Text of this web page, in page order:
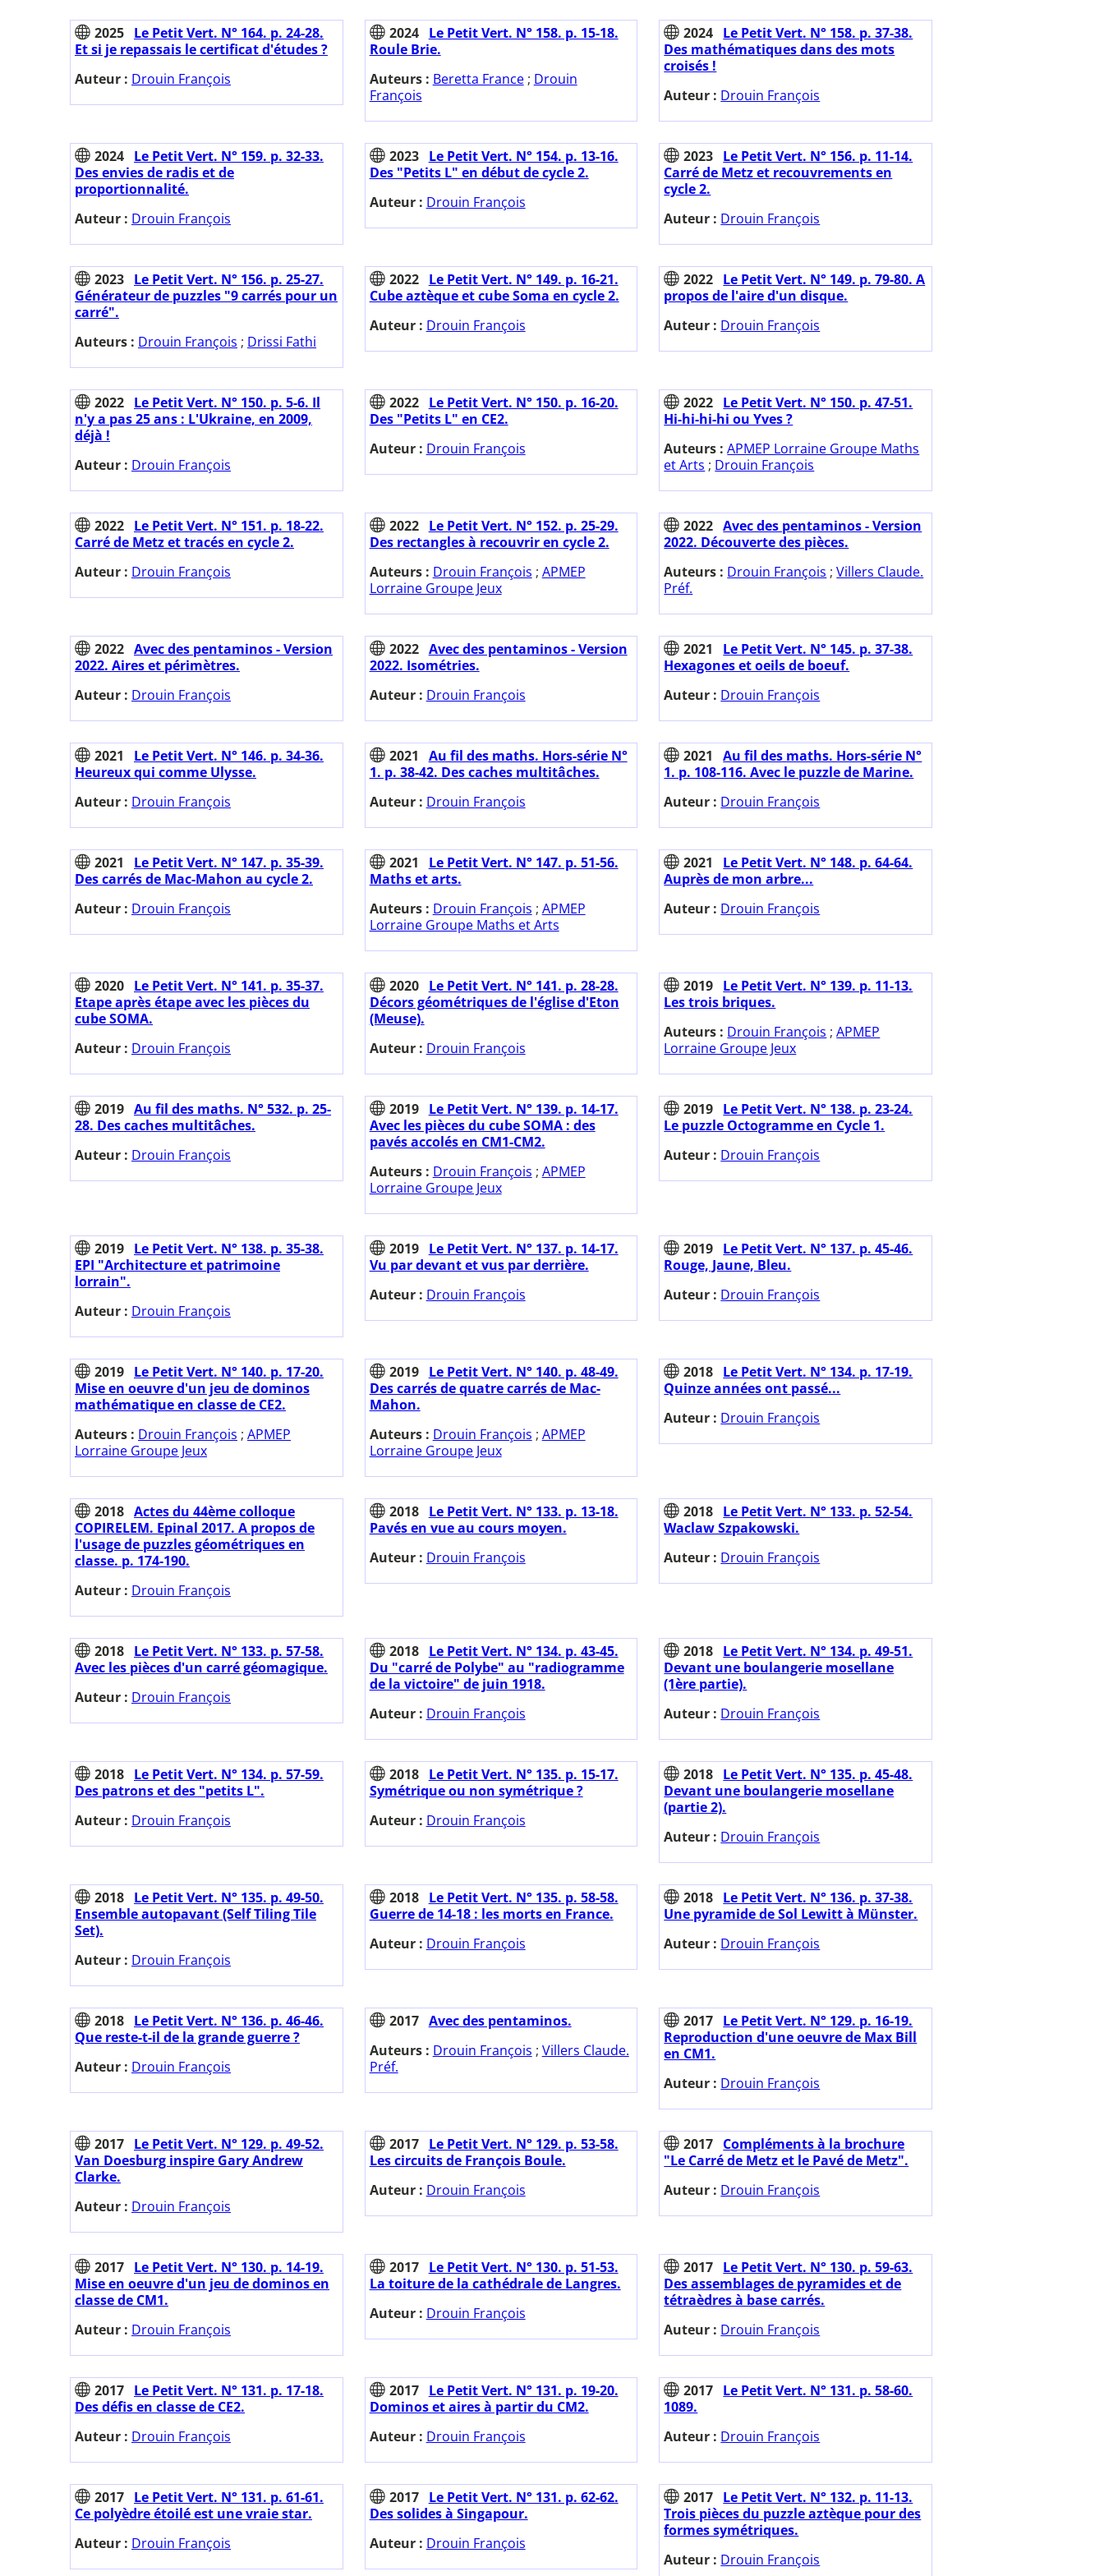
2025 Le Petit Vert. N° 164. p. 24-28.
Et si je repassais le certificat d'études ?
Auteur : Drouin François
2024
Le Petit Vert. N° 158. p. 15-18.
Roule Brie.
Auteurs : Beretta France; Drouin
François
2024 Le Petit Vert. N° 158. p. 37-38.
Des mathématiques dans des mots
croisés !
Auteur : Drouin François
2024 Le Petit Vert. N° 159. p. 32-33.
Des envies de radis et de
proportionnalité.
Auteur : Drouin François
2023
Le Petit Vert. N° 154. p. 13-16.
Des "Petits L" en début de cycle 2.
Auteur : Drouin François
2023 Le Petit Vert. N° 156. p. 11-14.
Carré de Metz et recouvrements en
cycle 2.
Auteur : Drouin François
2023 Le Petit Vert. N° 156. p. 25-27.
Générateur de puzzles "9 carrés pour un
carré".
Auteurs : Drouin François ; Drissi Fathi
2022
Le Petit Vert. N° 149. p. 16-21.
Cube aztèque et cube Soma en cycle 2.
Auteur : Drouin François
2022 Le Petit Vert. N° 149. p. 79-80. A
propos de l'aire d'un disque.
Auteur : Drouin François
2022 Le Petit Vert. N° 150. p. 5-6. Il
n'y a pas 25 ans : L'Ukraine, en 2009,
déjà !
Auteur : Drouin François
2022
Le Petit Vert. N° 150. p. 16-20.
Des "Petits L" en CE2.
Auteur : Drouin François
2022 Le Petit Vert. N° 150. p. 47-51.
Hi-hi-hi-hi ou Yves ?
Auteurs :APMEP Lorraine Groupe Maths
et Arts ; Drouin François
2022 Le Petit Vert. N° 151. p. 18-22.
Carré de Metz et tracés en cycle 2.
Auteur : Drouin François
2022
Le Petit Vert. N° 152. p. 25-29.
Des rectangles à recouvrir en cycle 2.
Auteurs : Drouin François ; APMEP
Lorraine Groupe Jeux
2022 Avec des pentaminos - Version
2022. Découverte des pièces.
Auteurs : Drouin François ;Villers Claude.
Préf.
2022 Avec des pentaminos - Version
2022. Aires et périmètres.
Auteur : Drouin François
2022 Avec des pentaminos - Version
2022. Isométries.
Auteur : Drouin François
2021
Le Petit Vert. N° 145. p. 37-38.
Hexagones et oeils de boeuf.
Auteur : Drouin François
2021
Le Petit Vert. N° 146. p. 34-36.
Heureux qui comme Ulysse.
Auteur : Drouin François
2021
Au fil des maths. Hors-série N°
1. p. 38-42. Des caches multitâches.
Auteur : Drouin François
2021
Au fil des maths. Hors-série N°
1. p. 108-116. Avec le puzzle de Marine.
Auteur : Drouin François
2021
Le Petit Vert. N° 147. p. 35-39.
Des carrés de Mac-Mahon au cycle 2.
Auteur : Drouin François
2021
Le Petit Vert. N° 147. p. 51-56.
Maths et arts.
Auteurs : Drouin François ; APMEP
Lorraine Groupe Maths et Arts
2021
Le Petit Vert. N° 148. p. 64-64.
Auprès de mon arbre...
Auteur : Drouin François
2020 Le Petit Vert. N° 141. p. 35-37.
Etape après étape avec les pièces du
cube SOMA.
Auteur : Drouin François
2020
Le Petit Vert. N° 141. p. 28-28.
Décors géométriques de l'église d'Eton
(Meuse).
Auteur : Drouin François
2019 Le Petit Vert. N° 139. p. 11-13.
Les trois briques.
Auteurs : Drouin François ;APMEP
Lorraine Groupe Jeux
2019 Au fil des maths. N° 532. p. 25-
28. Des caches multitâches.
Auteur : Drouin François
2019
Le Petit Vert. N° 139. p. 14-17.
Avec les pièces du cube SOMA : des
pavés accolés en CM1-CM2.
Auteurs : Drouin François ; APMEP
Lorraine Groupe Jeux
2019 Le Petit Vert. N° 138. p. 23-24.
Le puzzle Octogramme en Cycle 1.
Auteur : Drouin François
2019 Le Petit Vert. N° 138. p. 35-38.
EPI "Architecture et patrimoine
lorrain".
Auteur : Drouin François
2019
Le Petit Vert. N° 137. p. 14-17.
Vu par devant et vus par derrière.
Auteur : Drouin François
2019 Le Petit Vert. N° 137. p. 45-46.
Rouge, Jaune, Bleu.
Auteur : Drouin François
2019 Le Petit Vert. N° 140. p. 17-20.
Mise en oeuvre d'un jeu de dominos
mathématique en classe de CE2.
Auteurs : Drouin François ; APMEP
Lorraine Groupe Jeux
2019
Le Petit Vert. N° 140. p. 48-49.
Des carrés de quatre carrés de Mac-
Mahon.
Auteurs : Drouin François ; APMEP
Lorraine Groupe Jeux
2018 Le Petit Vert. N° 134. p. 17-19.
Quinze années ont passé...
Auteur : Drouin François
2018 Actes du 44ème colloque
COPIRELEM. Epinal 2017. A propos de
l'usage de puzzles géométriques en
classe. p. 174-190.
Auteur : Drouin François
2018
Le Petit Vert. N° 133. p. 13-18.
Pavés en vue au cours moyen.
Auteur : Drouin François
2018 Le Petit Vert. N° 133. p. 52-54.
Waclaw Szpakowski.
Auteur : Drouin François
2018 Le Petit Vert. N° 133. p. 57-58.
Avec les pièces d'un carré géomagique.
Auteur : Drouin François
2018
Le Petit Vert. N° 134. p. 43-45.
Du "carré de Polybe" au "radiogramme
de la victoire" de juin 1918.
Auteur : Drouin François
2018 Le Petit Vert. N° 134. p. 49-51.
Devant une boulangerie mosellane
(1ère partie).
Auteur : Drouin François
2018 Le Petit Vert. N° 134. p. 57-59.
Des patrons et des "petits L".
Auteur : Drouin François
2018
Le Petit Vert. N° 135. p. 15-17.
Symétrique ou non symétrique ?
Auteur : Drouin François
2018 Le Petit Vert. N° 135. p. 45-48.
Devant une boulangerie mosellane
(partie 2).
Auteur : Drouin François
2018 Le Petit Vert. N° 135. p. 49-50.
Ensemble autopavant (Self Tiling Tile
Set).
Auteur : Drouin François
2018
Le Petit Vert. N° 135. p. 58-58.
Guerre de 14-18 : les morts en France.
Auteur : Drouin François
2018 Le Petit Vert. N° 136. p. 37-38.
Une pyramide de Sol Lewitt à Münster.
Auteur : Drouin François
2018 Le Petit Vert. N° 136. p. 46-46.
Que reste-t-il de la grande guerre ?
Auteur : Drouin François
2017 Avec des pentaminos.
Auteurs : Drouin François ; Villers Claude.
Préf.
2017 Le Petit Vert. N° 129. p. 16-19.
Reproduction d'une oeuvre de Max Bill
en CM1.
Auteur : Drouin François
2017 Le Petit Vert. N° 129. p. 49-52.
Van Doesburg inspire Gary Andrew
Clarke.
Auteur : Drouin François
2017
Le Petit Vert. N° 129. p. 53-58.
Les circuits de François Boule.
Auteur : Drouin François
2017 Compléments à la brochure
"Le Carré de Metz et le Pavé de Metz".
Auteur : Drouin François
2017 Le Petit Vert. N° 130. p. 14-19.
Mise en oeuvre d'un jeu de dominos en
classe de CM1.
Auteur : Drouin François
2017
Le Petit Vert. N° 130. p. 51-53.
La toiture de la cathédrale de Langres.
Auteur : Drouin François
2017 Le Petit Vert. N° 130. p. 59-63.
Des assemblages de pyramides et de
tétraèdres à base carrés.
Auteur : Drouin François
2017 Le Petit Vert. N° 131. p. 17-18.
Des défis en classe de CE2.
Auteur : Drouin François
2017
Le Petit Vert. N° 131. p. 19-20.
Dominos et aires à partir du CM2.
Auteur : Drouin François
2017 Le Petit Vert. N° 131. p. 58-60.
1089.
Auteur : Drouin François
2017 Le Petit Vert. N° 131. p. 61-61.
Ce polyèdre étoilé est une vraie star.
Auteur : Drouin François
2017
Le Petit Vert. N° 131. p. 62-62.
Des solides à Singapour.
Auteur : Drouin François
2017 Le Petit Vert. N° 132. p. 11-13.
Trois pièces du puzzle aztèque pour des
formes symétriques.
Auteur : Drouin François